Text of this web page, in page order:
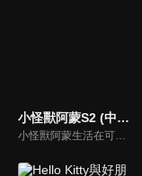
小怪獸阿蒙S2 (中文版)
小怪獸阿蒙生活在可愛的絨毛鎮上，他每天都會面對一些有趣的挑戰。幸運地是他是你見過最有愛心的小怪獸，並且在他的朋友們的幫助下，他會從中找到正確的事去做(即使他還不知道那是什麼)，學會跟隨他自己的內心。